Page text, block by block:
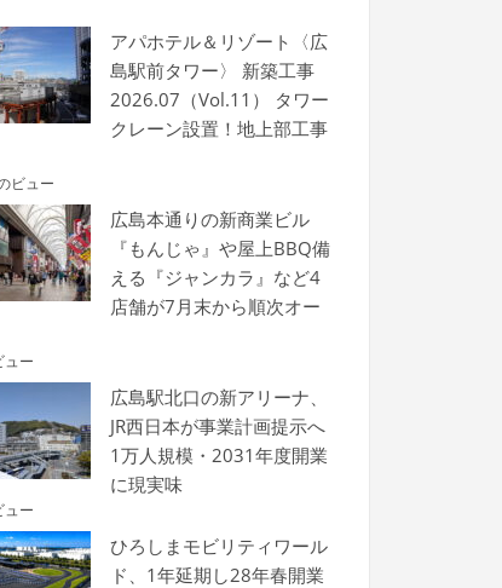
アパホテル＆リゾート〈広
島駅前タワー〉 新築工事
2026.07（Vol.11） タワー
クレーン設置！地上部工事
ビュー
広島本通りの新商業ビル
『もんじゃ』や屋上BBQ備
える『ジャンカラ』など4
店舗が7月末から順次オー
ュー
広島駅北口の新アリーナ、
JR西日本が事業計画提示へ
1万人規模・2031年度開業
に現実味
ュー
ひろしまモビリティワール
ド、1年延期し28年春開業